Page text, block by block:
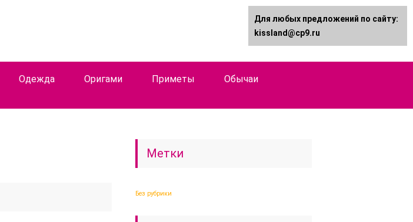
Одежда Оригами Приметы
Обычаи
Метки
Без рубрики
Для любых предложений по сайту:
kissland@cp9.ru